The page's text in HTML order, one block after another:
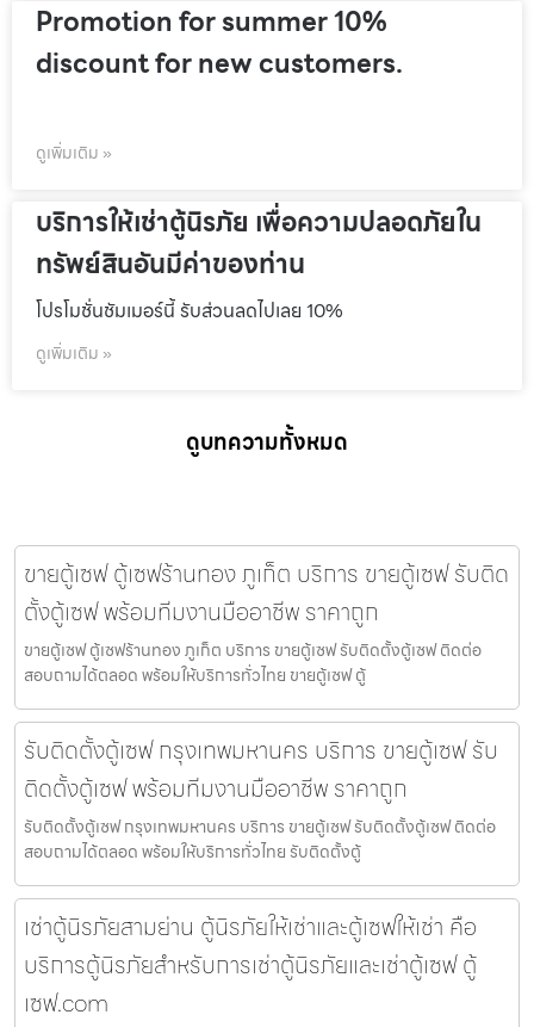
Promotion for summer 10%
discount for new customers.
ดูเพิ่มเติม »
บริการให้เช่าตู้นิรภัย เพื่อความปลอดภัยใน
ทรัพย์สินอันมีค่าของท่าน
โปรโมชั่นชัมเมอร์นี้ รับส่วนลดไปเลย 10%
ดูเพิ่มเติม »
ดูบทความทั้งหมด
ขายตู้เซฟ ตู้เซฟร้านทอง ภูเก็ต บริการ ขายตู้เซฟ รับติด
ตั้งตู้เซฟ พร้อมทีมงานมืออาชีพ ราคาถูก
ขายตู้เซฟ ตู้เซฟร้านทอง ภูเก็ต บริการ ขายตู้เซฟ รับติดตั้งตู้เซฟ ติดต่อ
สอบถามได้ตลอด พร้อมให้บริการทั่วไทย ขายตู้เซฟ ตู้
รับติดตั้งตู้เซฟ กรุงเทพมหานคร บริการ ขายตู้เซฟ รับ
ติดตั้งตู้เซฟ พร้อมทีมงานมืออาชีพ ราคาถูก
รับติดตั้งตู้เซฟ กรุงเทพมหานคร บริการ ขายตู้เซฟ รับติดตั้งตู้เซฟ ติดต่อ
สอบถามได้ตลอด พร้อมให้บริการทั่วไทย รับติดตั้งตู้
เช่าตู้นิรภัยสามย่าน ตู้นิรภัยให้เช่าและตู้เซฟให้เช่า คือ
บริการตู้นิรภัยสำหรับการเช่าตู้นิรภัยและเช่าตู้เซฟ ตู้
เซฟ.com